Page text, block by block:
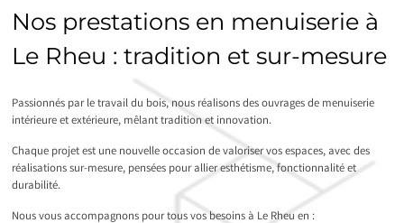
Nos prestations en menuiserie à
Le Rheu : tradition et sur-mesure
Passionnés par le travail du bois, nous réalisons des ouvrages de menuiserie
intérieure et extérieure, mêlant tradition et innovation.
Chaque projet est une nouvelle occasion de valoriser vos espaces, avec des
réalisations sur-mesure, pensées pour allier esthétisme, fonctionnalité et
durabilité.
Nous vous accompagnons pour tous vos besoins à Le Rheu en :